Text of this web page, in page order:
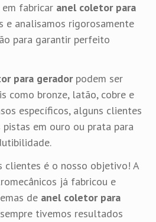
em fabricar anel coletor para
e analisamos rigorosamente
para garantir perfeito
para geradorpodem ser
como bronze, latão, cobre e
específicos, alguns clientes
pistas em ouro ou prata para
clientes é o nosso objetivo! A
já fabricou e
de anel coletor para
tivemos resultados